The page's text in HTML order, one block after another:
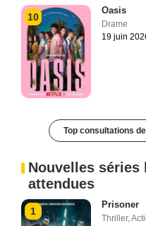
10
Oasis
Drame
19 juin
Top consultations
Nouvelles séries
attendues
1
Prisoner
Thriller,